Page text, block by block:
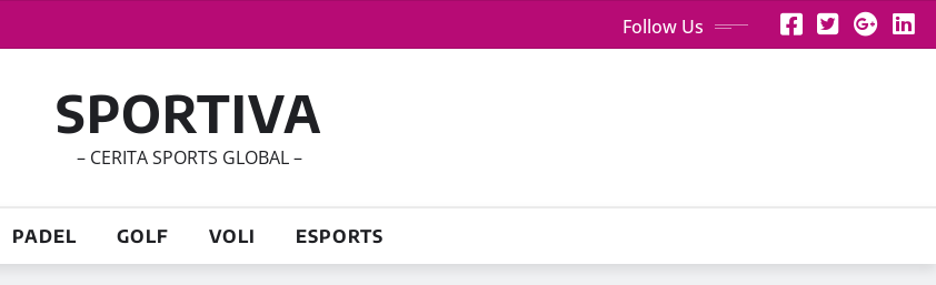
Follow Us
SPORTIVA
– CERITA SPORTS GLOBAL –
PADEL GOLF VOLI ESPORTS